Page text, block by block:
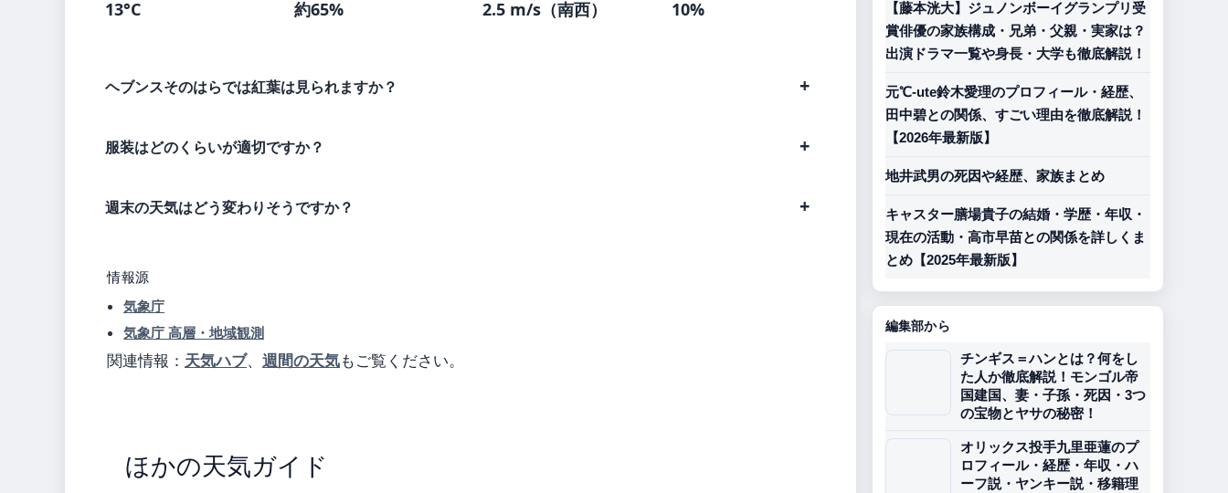
13°C 約65% 2.5 m/s（南西） 10%
ヘブンスそのはらでは紅葉は見られますか？
服装はどのくらいが適切ですか？
週末の天気はどう変わりそうですか？
情報源
気象庁
気象庁 高層・地域観測
関連情報： 天気ハブ、 週間の天気もご覧ください。
ほかの天気ガイド
【藤本洸大】ジュノンボーイグランプリ受
賞俳優の家族構成・兄弟・父親・実家は？
出演ドラマ一覧や身長・大学も徹底解説！
元℃-ute鈴木愛理のプロフィール・経歴、
田中碧との関係、すごい理由を徹底解説！
【2026年最新版】
地井武男の死因や経歴、家族まとめ
キャスター膳場貴子の結婚・学歴・年収・
現在の活動・高市早苗との関係を詳しくま
とめ【2025年最新版】
編集部から
チンギス＝ハンとは？何をし
た人か徹底解説！モンゴル帝
国建国、妻・子孫・死因・3つ
の宝物とヤサの秘密！
オリックス投手九里亜蓮のプ
ロフィール・経歴・年収・ハ
ーフ説・ヤンキー説・移籍理